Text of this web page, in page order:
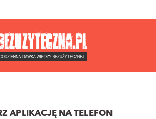
APLIKACJĘ NA TELEFON